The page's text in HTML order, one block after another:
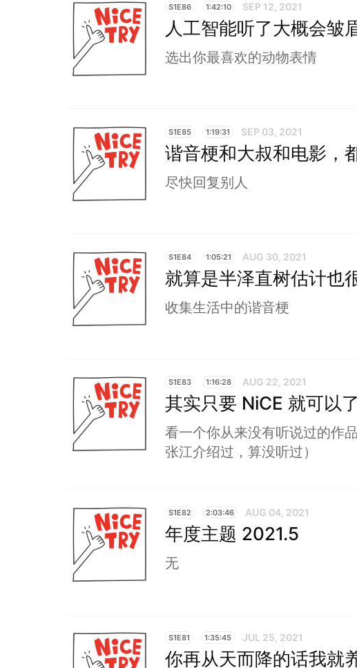
S1E86 1:42:10 SEP 12, 2021
人工智能听了大概会皱
选出你最喜欢的动物表情
S1E85 1:19:31 SEP 03, 2021
谐音梗和大叔和电影，
尽快回复别人
S1E84 1:05:21 AUG 30, 2021
就算是半泽直树估计也
收集生活中的谐音梗
S1E83 1:16:28 AUG 22, 2021
其实只要 NiCE 就可以了
看一个你从来没有听说过的作
张江介绍过，算没听过）
S1E82 2:03:46 AUG 04, 2021
年度主题 2021.5
无
S1E81 1:35:45 JUL 25, 2021
你再从天而降的话我就